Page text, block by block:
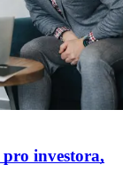
investora,